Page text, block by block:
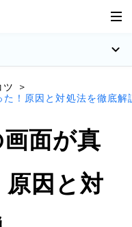
ツ
>
！原因と対処法を徹底解
面が真
原因と対